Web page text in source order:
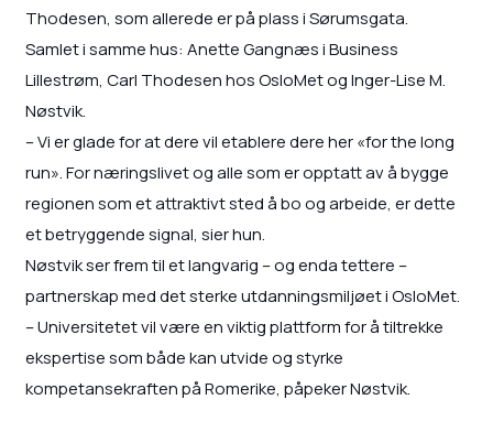
Thodesen, som allerede er på plass i Sørumsgata.
Samlet i samme hus: Anette Gangnæs i Business
Lillestrøm, Carl Thodesen hos OsloMet og Inger-Lise M.
Nøstvik.
– Vi er glade for at dere vil etablere dere her «for the long
run». For næringslivet og alle som er opptatt av å bygge
regionen som et attraktivt sted å bo og arbeide, er dette
et betryggende signal, sier hun.
Nøstvik ser frem til et langvarig – og enda tettere –
partnerskap med det sterke utdanningsmiljøet i OsloMet.
– Universitetet vil være en viktig plattform for å tiltrekke
ekspertise som både kan utvide og styrke
kompetansekraften på Romerike, påpeker Nøstvik.